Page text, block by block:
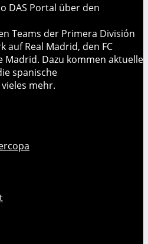
DAS Portal über den
Teams der Primera División
auf Real Madrid, den FC
Madrid. Dazu kommen aktuelle
spanische
mehr.